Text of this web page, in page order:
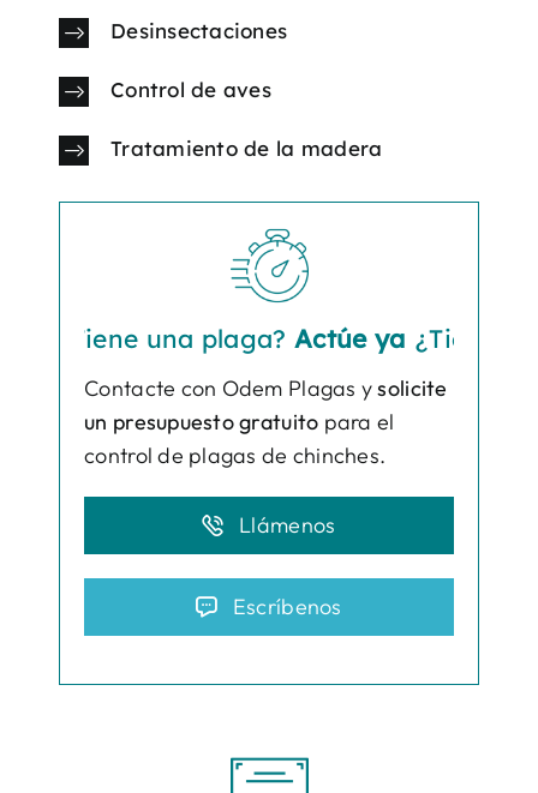
Desinsectaciones
Control de aves
Tratamiento de la madera
una plaga?Actúe ya ¿Tiene una
Contacte con Odem Plagas ysolicite
un presupuesto gratuito para el
control de plagas de chinches.
Llámenos
Escríbenos